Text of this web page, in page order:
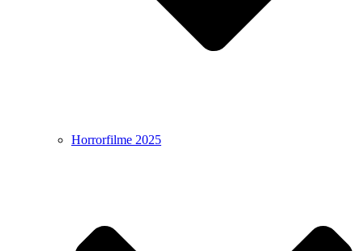
Horrorfilme 2025